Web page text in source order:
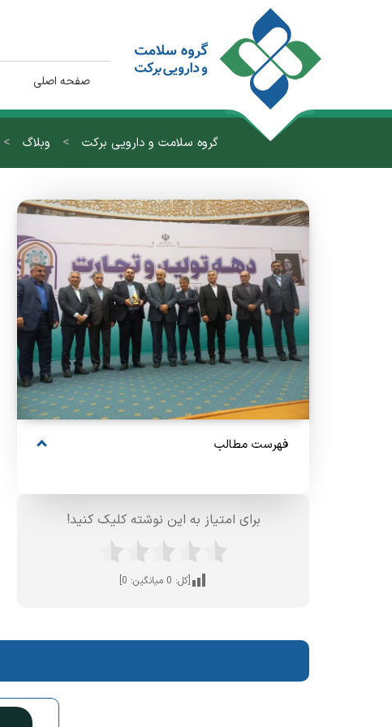
صفحه اصلی
گروه سلامت و دارویی برکت > وبلاگ >
فهرست مطالب
برای امتیاز به این نوشته کلیک کنید!
[کل: 0 میانگین: 0
]